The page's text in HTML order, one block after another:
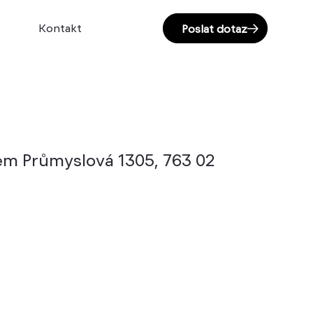
Kontakt Poslat dotaz
Průmyslová 1305, 763 02